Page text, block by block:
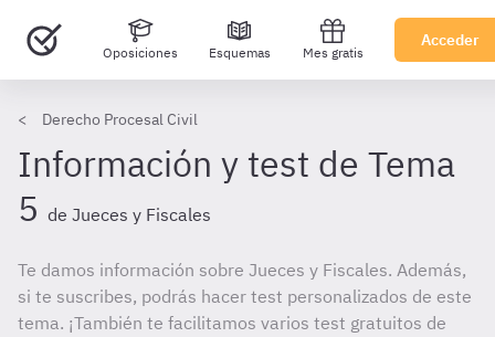
Oposiciones Esquemas Mes gratis
Acceder
Derecho Procesal Civil
Información y test de Tema
5 de Jueces y Fiscales
Te damos información sobre Jueces y Fiscales. Además,
si te suscribes, podrás hacer test personalizados de este
tema. ¡También te facilitamos varios test gratuitos de